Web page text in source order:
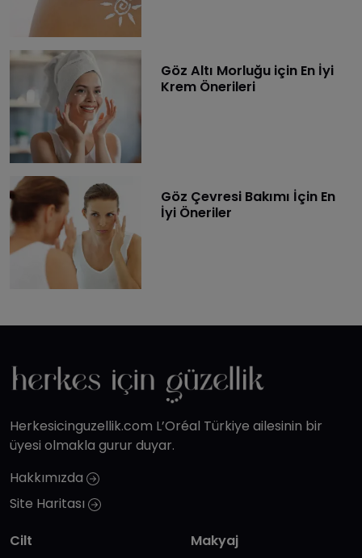
Göz Altı Morluğu için En İyi
Krem Önerileri
Göz Çevresi Bakımı İçin En
İyi Öneriler
Herkesicinguzellik.com L’Oréal Türkiye ailesinin bir
üyesi olmakla gurur duyar.
Hakkımızda
Site Haritası
Cilt
Makyaj